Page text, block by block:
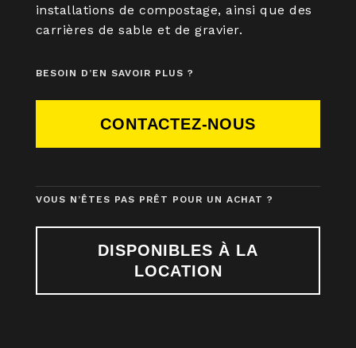
installations de compostage, ainsi que des
carrières de sable et de gravier.
BESOIN D’EN SAVOIR PLUS ?
CONTACTEZ-NOUS
VOUS N’ÊTES PAS PRÊT POUR UN ACHAT ?
DISPONIBLES À LA
LOCATION